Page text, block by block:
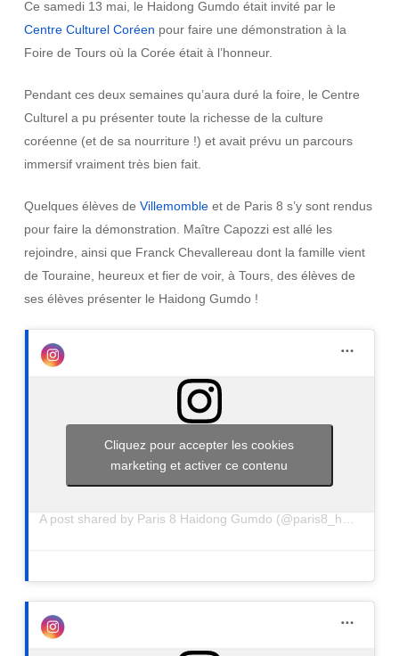
Ce samedi 13 mai, le Haidong Gumdo était invité par le
Centre Culturel Coréen pour faire une démonstration à la
Foire de Tours où la Corée était à l’honneur.
Pendant ces deux semaines qu’aura duré la foire, le Centre
Culturel a pu présenter toute la richesse de la culture
coréenne (et de sa nourriture !) et avait prévu un parcours
immersif vraiment très bien fait.
Quelques élèves de Villemombleet de Paris 8 s’y sont rendus
pour faire la démonstration. Maître Capozzi est allé les
rejoindre, ainsi que Franck Chevallereau dont la famille vient
de Touraine, heureux et fier de voir, à Tours, des élèves de
ses élèves présenter le Haidong Gumdo !
Cliquez pour accepter les cookies
marketing et activer ce contenu